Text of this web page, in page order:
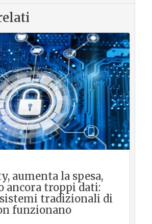
aumenta la spesa,
ancora troppi dati:
sistemi tradizionali di
funzionano